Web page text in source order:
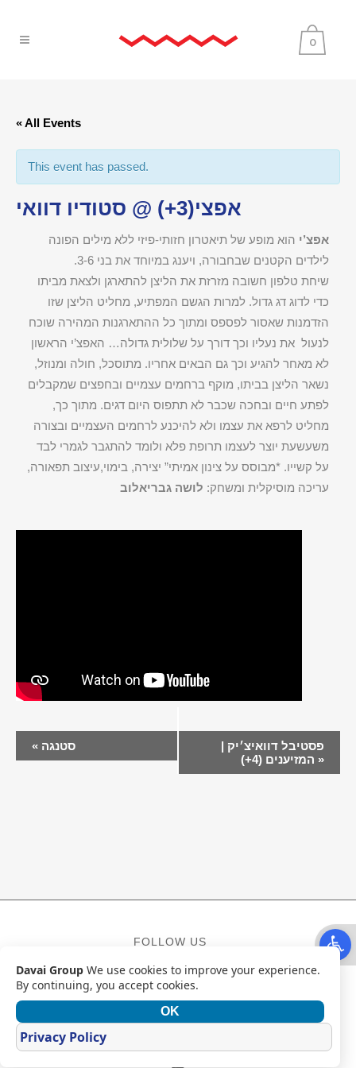
Open
0
« All Events
This event has passed.
אפצי(3+) @ סטודיו דוואי
אפצ’י הוא מופע של תיאטרון חזותי-פיזי ללא מילים הפונה
לילדים הקטנים שבחבורה, ויענג במיוחד את בני 3-6.
שיחת טלפון חשובה מזרזת את הליצן להתארגן ולצאת מביתו
כדי לדוג דג גדול. למרות הגשם המפתיע, מחליט הליצן שזו
הזדמנות שאסור לפספס ומתוך כל ההתארגנות המהירה שוכח
לנעול את נעליו וכך דורך על שלולית גדולה… האפצ’י הראשון
לא מאחר להגיע וכך גם הבאים אחריו. מתוסכל, חולה ומנוזל,
נשאר הליצן בביתו, מוקף ברחמים עצמיים ובחפצים שמקבלים
לפתע חיים ובחכה שכבר לא תתפוס היום דגים. מתוך כך,
מחליט לרפא את עצמו ולא להיכנע לרחמים העצמיים ובצורה
משעשעת יוצר לעצמו תרופת פלא ולומד להתגבר לגמרי לבד
על קשייו. *מבוסס על צינון אמיתי” יצירה, בימוי,עיצוב תפאורה,
עריכה מוסיקלית ומשחק: לושה גבריאלוב
« סטנגה
פסטיבל דוואיצ׳יק |
»
FOLLOW US
Facebook
Instagram
YouTube
CONTACT
Davai Group We use cookies to improve your experience.
By continuing, you accept cookies.
OK
Privacy Policy